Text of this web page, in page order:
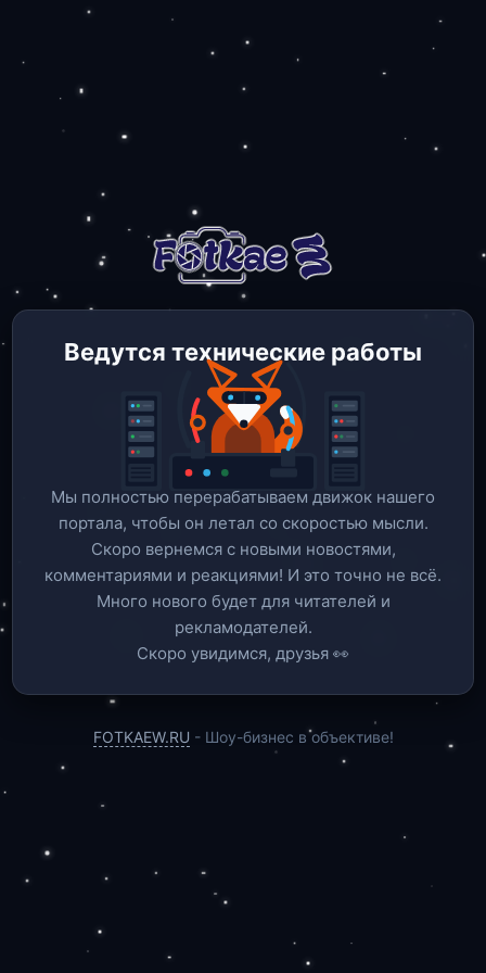
Ведутся технические работы
Мы полностью перерабатываем движок нашего
портала, чтобы он летал со скоростью мысли.
Скоро вернемся c новыми новостями,
комментариями и реакциями! И это точно не всё.
Много нового будет для читателей и
рекламодателей.
Скоро увидимся, друзья 👀
FOTKAEW.RU - Шоу-бизнес в объективе!